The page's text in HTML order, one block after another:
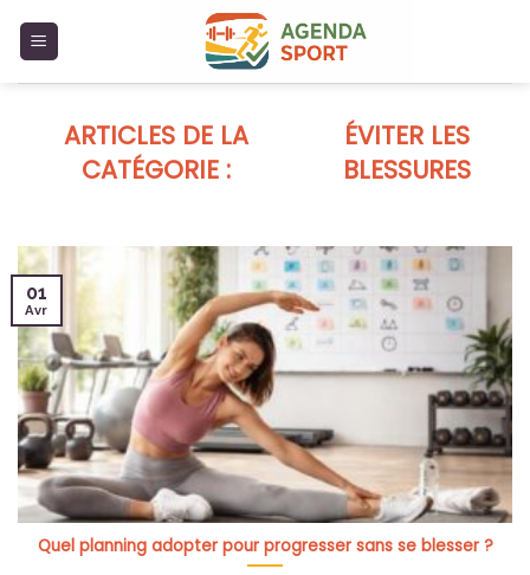
ÉVITER LES
BLESSURES
Quel planning adopter pour progresser sans se blesser ?
01
Avr